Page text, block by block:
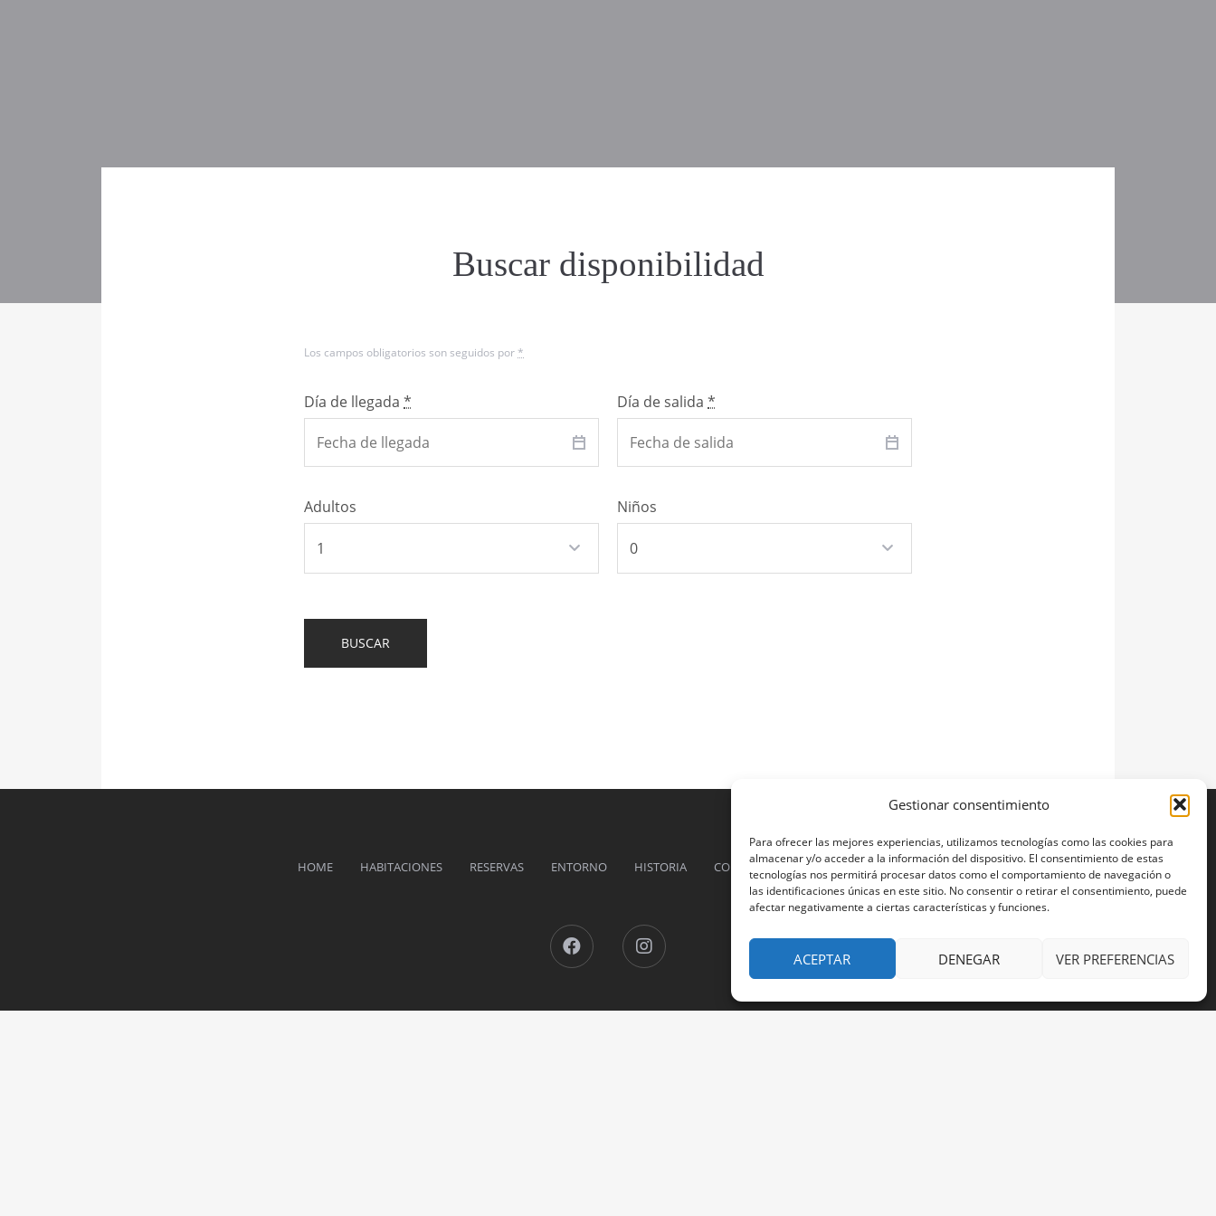
Gestionar consentimiento
Para ofrecer las mejores experiencias, utilizamos tecnologías como las cookies para
almacenar y/o acceder a la información del dispositivo. El consentimiento de estas
tecnologías nos permitirá procesar datos como el comportamiento de navegación o
las identificaciones únicas en este sitio. No consentir o retirar el consentimiento, puede
afectar negativamente a ciertas características y funciones.
ACEPTAR DENEGAR VER PREFERENCIAS
Buscar disponibilidad
Los campos obligatorios son seguidos por *
Día de llegada * Día de salida *
Adultos Niños
HOME HABITACIONES RESERVAS ENTORNO HISTORIA CONTACTO POLÍTICA DE PRIVACIDAD
Facebook Instagram